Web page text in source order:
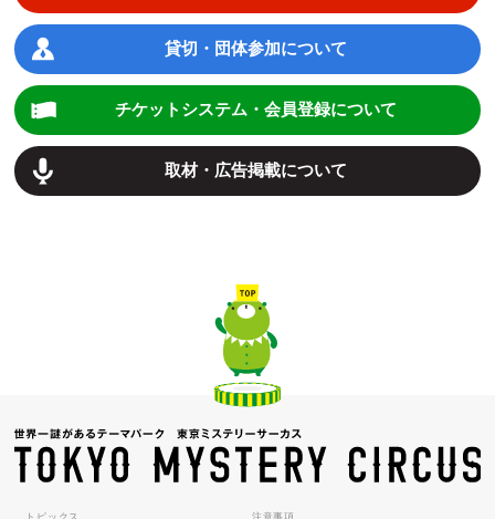
貸切・団体参加について
チケットシステム・会員登録について
取材・広告掲載について